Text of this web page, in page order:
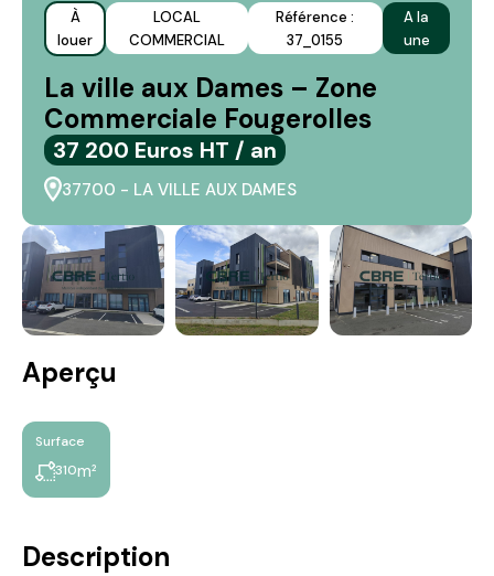
À
louer
LOCAL
COMMERCIAL
Référence :
37_0155
A la
une
La ville aux Dames – Zone
Commerciale Fougerolles
37 200 Euros HT / an
37700 - LA VILLE AUX DAMES
Aperçu
Surface
310m²
Description